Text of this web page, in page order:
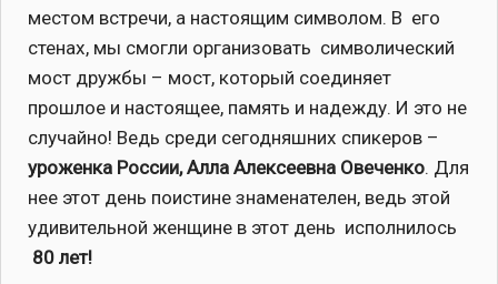
местом встречи, а настоящим символом. В его
стенах, мы смогли организовать символический
мост дружбы – мост, который соединяет
прошлое и настоящее, память и надежду. И это не
случайно! Ведь среди сегодняшних спикеров –
уроженка России, Алла Алексеевна Овеченко. Для
нее этот день поистине знаменателен, ведь этой
удивительной женщине в этот день исполнилось
80 лет!